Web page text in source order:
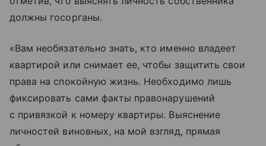
должны госорганы.
«Вам необязательно знать, кто именно владеет
квартирой или снимает ее, чтобы защитить свои
права на спокойную жизнь. Необходимо лишь
фиксировать сами факты правонарушений
с привязкой к номеру квартиры. Выяснение
личностей виновных, на мой взгляд, прямая